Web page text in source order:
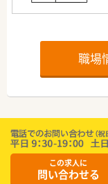
職場
この求人に
問い合わせる